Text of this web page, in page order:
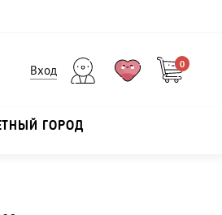
Вход 0
ГОРОД